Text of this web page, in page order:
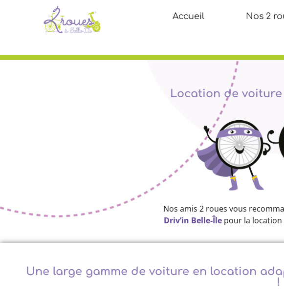
Accueil Nos 2
Location de
Nos amis 2 roues vous
Driv’in Belle-Île pour la location
Une large gamme de voiture en location
!